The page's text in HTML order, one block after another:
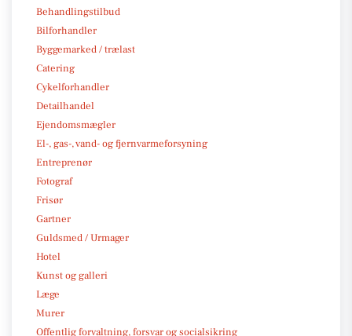
Behandlingstilbud
Bilforhandler
Byggemarked / trælast
Catering
Cykelforhandler
Detailhandel
Ejendomsmægler
El-, gas-, vand- og fjernvarmeforsyning
Entreprenør
Fotograf
Frisør
Gartner
Guldsmed / Urmager
Hotel
Kunst og galleri
Læge
Murer
Offentlig forvaltning, forsvar og socialsikring